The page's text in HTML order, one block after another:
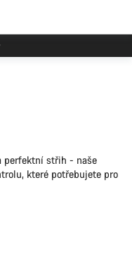
perfektní střih - naše
které potřebujete pro